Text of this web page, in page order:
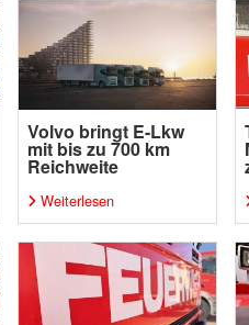
Volvo bringt E-Lkw
mit bis zu 700 km
Reichweite
Weiterlesen